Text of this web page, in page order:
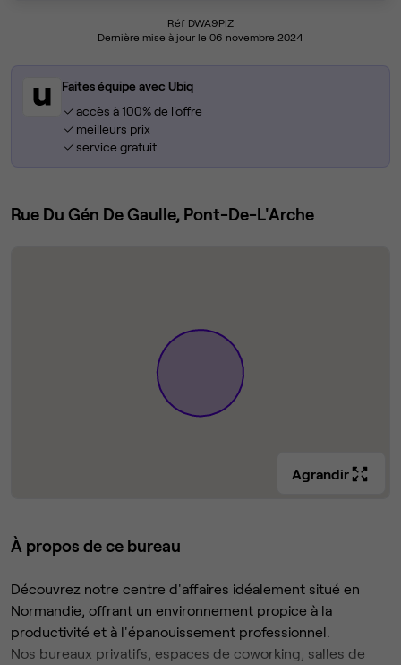
Réf DWA9PIZ
Dernière mise à jour le 06 novembre 2024
Faites équipe avec Ubiq
accès à 100% de l'offre
meilleurs prix
service gratuit
Rue Du Gén De Gaulle, Pont-De-L'Arche
Agrandir
À propos de ce bureau
Découvrez notre centre d'affaires idéalement situé en
Normandie, offrant un environnement propice à la
productivité et à l'épanouissement professionnel.
Nos bureaux privatifs, espaces de coworking, salles de